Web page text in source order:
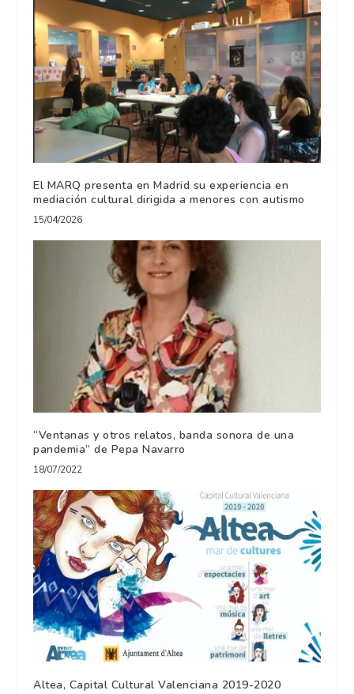
El MARQ presenta en Madrid su experiencia en
mediación cultural dirigida a menores con autismo
15/04/2026
“Ventanas y otros relatos, banda sonora de una
pandemia” de Pepa Navarro
18/07/2022
Altea, Capital Cultural Valenciana 2019-2020